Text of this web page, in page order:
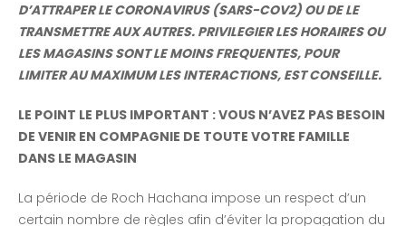
D’ATTRAPER LE CORONAVIRUS (SARS-COV2) OU DE LE
TRANSMETTRE AUX AUTRES. PRIVILEGIER LES HORAIRES OU
LES MAGASINS SONT LE MOINS FREQUENTES, POUR
LIMITER AU MAXIMUM LES INTERACTIONS, EST CONSEILLE.
LE POINT LE PLUS IMPORTANT : VOUS N’AVEZ PAS BESOIN
DE VENIR EN COMPAGNIE DE TOUTE VOTRE FAMILLE
DANS LE MAGASIN
La période de Roch Hachana impose un respect d’un
certain nombre de règles afin d’éviter la propagation du